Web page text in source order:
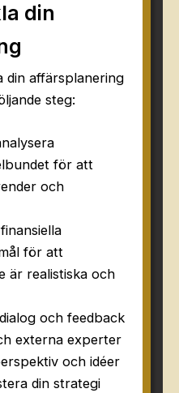
din
din affärsplanering
steg:
för att
och
för att
är realistiska och
och feedback
externa experter
och idéer
din strategi